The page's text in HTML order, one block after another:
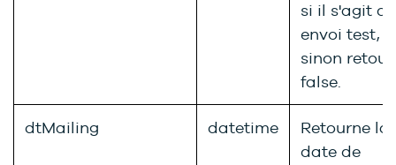
si il s'agit
envoi test,
sinon
false.
dtMailing datetime
Retourne la
date de